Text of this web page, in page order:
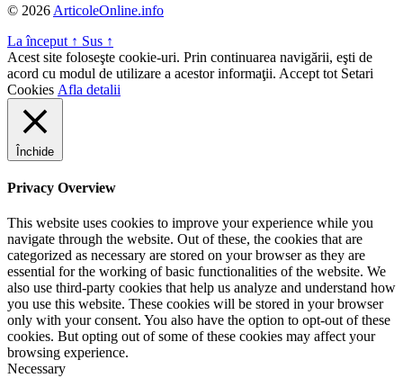
© 2026 ArticoleOnline.info
La început ↑ Sus ↑
Acest site foloseşte cookie-uri. Prin continuarea navigării, eşti de
acord cu modul de utilizare a acestor informaţii. Accept tot Setari
Cookies Afla detalii
Închide
Privacy Overview
This website uses cookies to improve your experience while you
navigate through the website. Out of these, the cookies that are
categorized as necessary are stored on your browser as they are
essential for the working of basic functionalities of the website. We
also use third-party cookies that help us analyze and understand how
you use this website. These cookies will be stored in your browser
only with your consent. You also have the option to opt-out of these
cookies. But opting out of some of these cookies may affect your
browsing experience.
Necessary